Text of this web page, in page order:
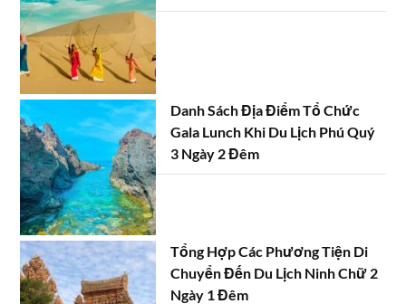
Danh Sách Địa Điểm Tổ Chức
Gala Lunch Khi Du Lịch Phú Quý
3 Ngày 2 Đêm
Tổng Hợp Các Phương Tiện Di
Chuyển Đến Du Lịch Ninh Chữ 2
Ngày 1 Đêm